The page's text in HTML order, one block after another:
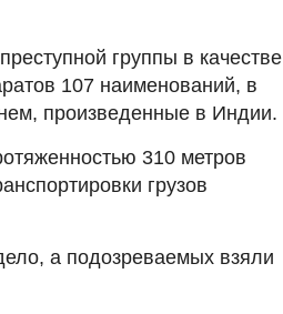
группы в качестве
107 наименований, в
произведенные в Индии.
310 метров
грузов
а подозреваемых взяли